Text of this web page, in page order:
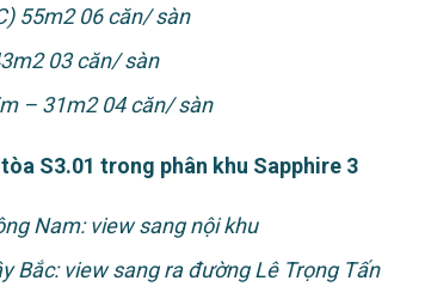
55m2 06 căn/ sàn
03 căn/ sàn
– 31m2 04 căn/ sàn
S3.01 trong phân khu Sapphire 3
Nam: view sang nội khu
Bắc: view sang ra đường Lê Trọng Tấn